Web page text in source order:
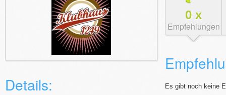
Details:
0 x
Empfehlungen
Es gibt noch keine